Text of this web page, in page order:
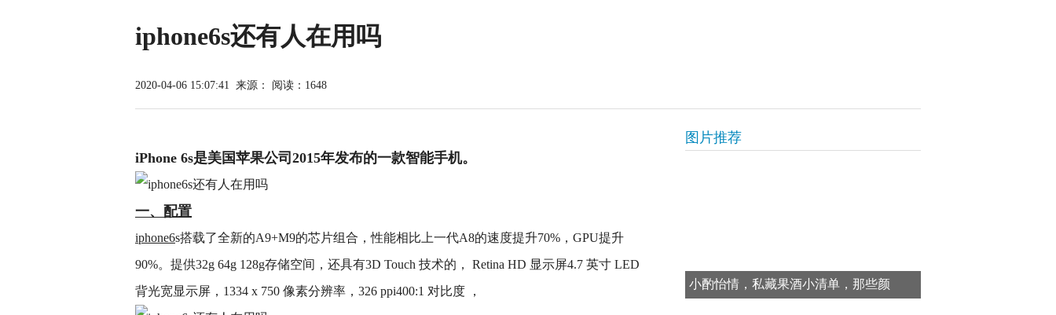
iphone6s还有人在用吗
2020-04-06 15:07:41 来源： 阅读：1648
iPhone 6s是美国苹果公司2015年发布的一款智能手机。
一、配置
iphone6s搭载了全新的A9+M9的芯片组合，性能相比上一代A8的速度提升70%，GPU提升
90%。提供32g 64g 128g存储空间，还具有3D Touch 技术的， Retina HD 显示屏4.7 英寸 LED
背光宽显示屏，1334 x 750 像素分辨率，326 ppi400:1 对比度 ，
图片推荐
小酌怡情，私藏果酒小清单，那些颜